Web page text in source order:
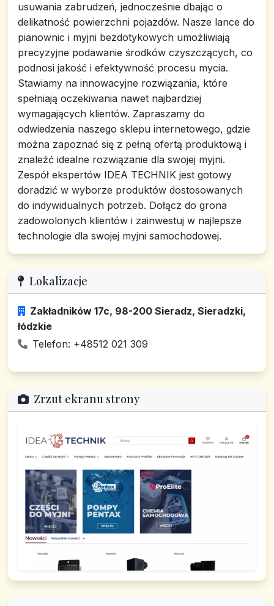
usuwania zabrudzeń, jednocześnie dbając o
delikatność powierzchni pojazdów. Nasze lance do
pianownic i myjni bezdotykowych umożliwiają
precyzyjne podawanie środków czyszczących, co
podnosi jakość i efektywność procesu mycia.
Stawiamy na innowacyjne rozwiązania, które
spełniają oczekiwania nawet najbardziej
wymagających klientów. Zapraszamy do
odwiedzenia naszego sklepu internetowego, gdzie
można zapoznać się z pełną ofertą produktową i
znaleźć idealne rozwiązanie dla swojej myjni.
Zespół ekspertów IDEA TECHNIK jest gotowy
doradzić w wyborze produktów dostosowanych
do indywidualnych potrzeb. Dołącz do grona
zadowolonych klientów i zainwestuj w najlepsze
technologie dla swojej myjni samochodowej.
Lokalizacje
Zakładników 17c, 98-200 Sieradz, Sieradzki,
łódzkie
Telefon: +48512 021 309
Zrzut ekranu strony